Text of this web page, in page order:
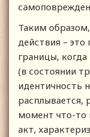
Таким
действия –
границы,
(в состоянии
идентичность
расплывается,
момент что-то
акт,